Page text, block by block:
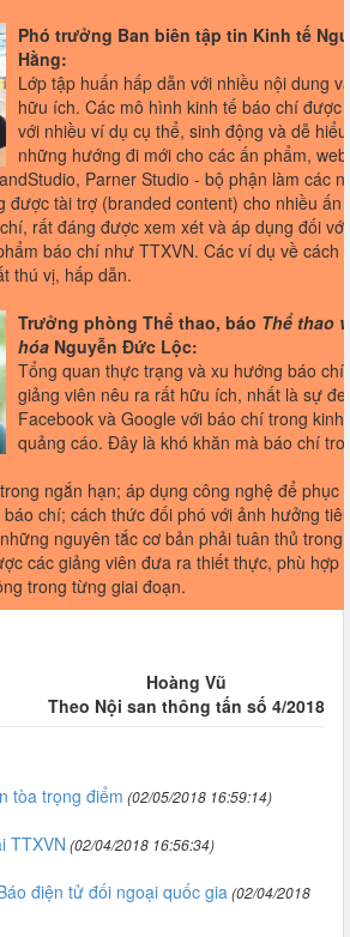
Phó trưởng Ban biên tập tin Kinh tế
Hằng:
Lớp tập huấn hấp dẫn với nhiều nội dung
hữu ích. Các mô hình kinh tế báo chí được
với nhiều ví dụ cụ thể, sinh động và dễ
những hướng đi mới cho các ấn phẩm,
Parner Studio - bộ phận làm các
được tài trợ (branded content) cho nhiều ấn
rất đáng được xem xét và áp dụng đối
báo chí như TTXVN. Các ví dụ về cách
thú vị, hấp dẫn.
Trưởng phòng Thể thao, báo Thể thao
hóa Nguyễn Đức Lộc:
Tổng quan thực trạng và xu hướng báo chí
giảng viên nêu ra rất hữu ích, nhất là sự
Facebook và Google với báo chí trong kinh
quảng cáo. Đây là khó khăn mà báo chí
ngắn hạn; áp dụng công nghệ để phục
chí; cách thức đối phó với ảnh hưởng
nguyên tắc cơ bản phải tuân thủ trong
các giảng viên đưa ra thiết thực, phù hợp
trong từng giai đoạn.
Hoàng Vũ
Theo Nội san thông tấn số 4/2018
tòa trọng điểm (02/05/2018 16:59:14)
TTXVN (02/04/2018 16:56:34)
điện tử đối ngoại quốc gia(02/04/2018